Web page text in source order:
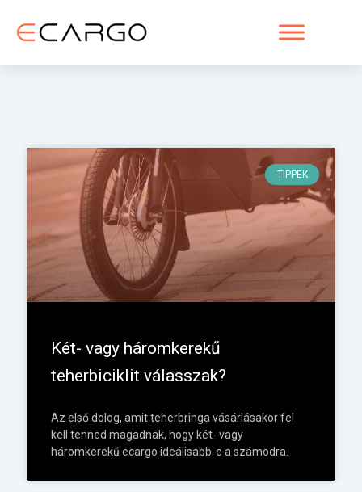
TIPPEK
Két- vagy háromkerekű
teherbiciklit válasszak?
Az első dolog, amit teherbringa vásárlásakor fel
kell tenned magadnak, hogy két- vagy
háromkerekű ecargo ideálisabb-e a számodra.